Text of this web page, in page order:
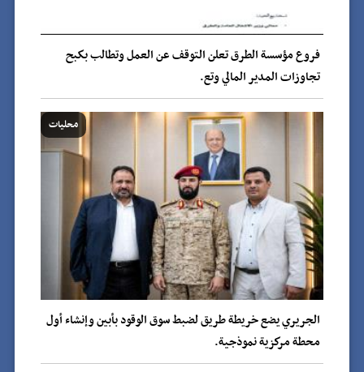
فروع مؤسسة الطرق تعلن التوقف عن العمل وتطالب بكبح
تجاوزات المدير المالي وتع.
محليات
الجريري يضع خريطة طريق لضبط سوق الوقود بأبين وإنشاء أول
محطة مركزية نموذجية.